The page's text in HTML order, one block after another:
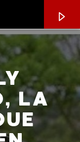
LA